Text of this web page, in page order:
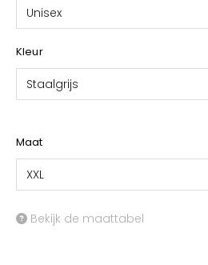
Unisex
Kleur
Staalgrijs
Maat
XXL
Bekijk de maattabel